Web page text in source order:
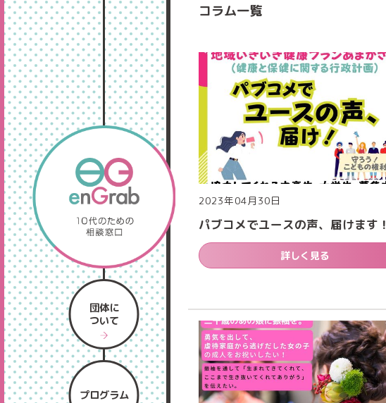
団体に
ついて
プログラム
コラム一覧
2023年04月30日
パブコメでユースの声、届けます！
詳しく見る